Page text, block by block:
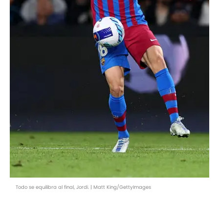
Todo se equilibra al final, Jordi. | Matt King/GettyImages